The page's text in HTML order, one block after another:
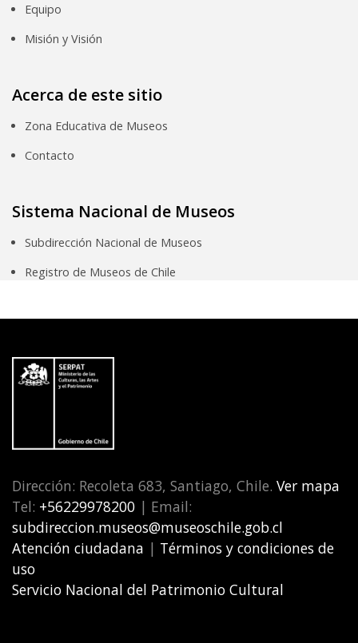
Equipo
Misión y Visión
Acerca de este sitio
Zona Educativa de Museos
Contacto
Sistema Nacional de Museos
Subdirección Nacional de Museos
Registro de Museos de Chile
Dirección: Recoleta 683, Santiago, Chile. Ver mapa
Tel: +56229978200 | Email:
subdireccion.museos@museoschile.gob.cl
Atención ciudadana | Términos y condiciones de
uso
Servicio Nacional del Patrimonio Cultural